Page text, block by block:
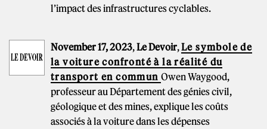
l’impact des infrastructures cyclables.
November 17, 2023,Le Devoir,Le symbole de
la voiture confronté à la réalité du
transport en commun Owen Waygood,
professeur au Département des génies civil,
géologique et des mines, explique les coûts
associés à la voiture dans les dépenses